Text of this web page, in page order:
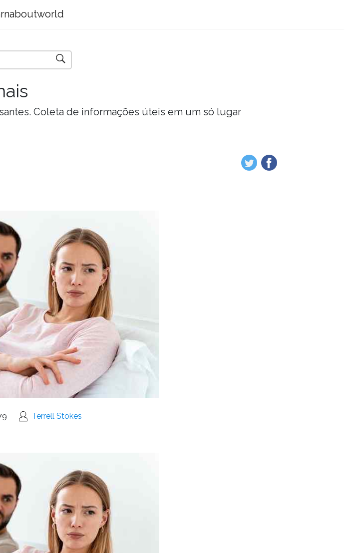
Coleta de informações úteis em um só lugar
Terrell Stokes